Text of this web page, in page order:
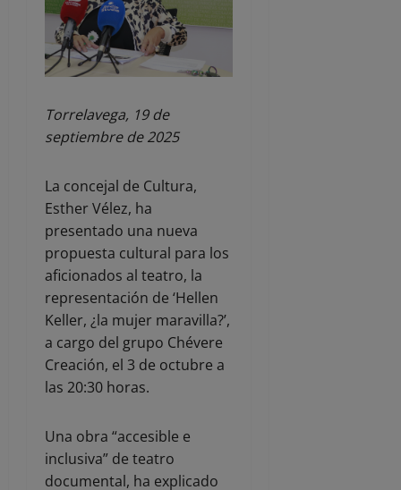
Torrelavega, 19 de
septiembre de 2025
La concejal de Cultura,
Esther Vélez, ha
presentado una nueva
propuesta cultural para los
aficionados al teatro, la
representación de ‘Hellen
Keller, ¿la mujer maravilla?’,
a cargo del grupo Chévere
Creación, el 3 de octubre a
las 20:30 horas.
Una obra “accesible e
inclusiva” de teatro
documental, ha explicado